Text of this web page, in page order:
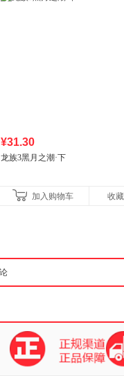
¥31.30
龙族3黑月之潮·下
加入购物车 收藏